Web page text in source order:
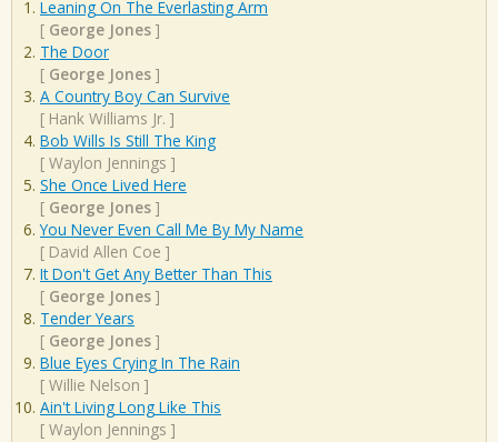
Leaning On The Everlasting Arm
[ George Jones ]
The Door
[ George Jones ]
A Country Boy Can Survive
[ Hank Williams Jr. ]
Bob Wills Is Still The King
[ Waylon Jennings ]
She Once Lived Here
[ George Jones ]
You Never Even Call Me By My Name
[ David Allen Coe ]
It Don't Get Any Better Than This
[ George Jones ]
Tender Years
[ George Jones ]
Blue Eyes Crying In The Rain
[ Willie Nelson ]
Ain't Living Long Like This
[ Waylon Jennings ]